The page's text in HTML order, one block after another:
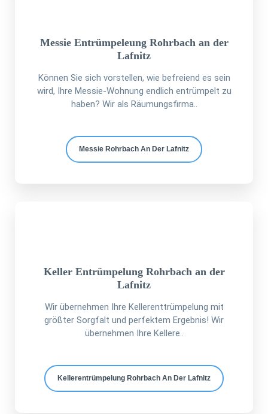
Messie Entrümpeleung Rohrbach an der
Lafnitz
Können Sie sich vorstellen, wie befreiend es sein
wird, Ihre Messie-Wohnung endlich entrümpelt zu
haben? Wir als Räumungsfirma..
Messie Rohrbach An Der Lafnitz
Keller Entrümpelung Rohrbach an der
Lafnitz
Wir übernehmen Ihre Kellerenttrümpelung mit
größter Sorgfalt und perfektem Ergebnis! Wir
übernehmen Ihre Kellere..
Kellerentrümpelung Rohrbach An Der Lafnitz